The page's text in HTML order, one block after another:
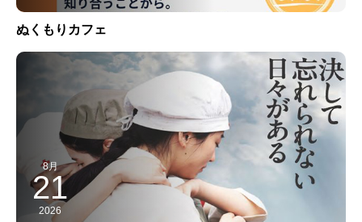
ぬくもりカフェ
8月
21
2026